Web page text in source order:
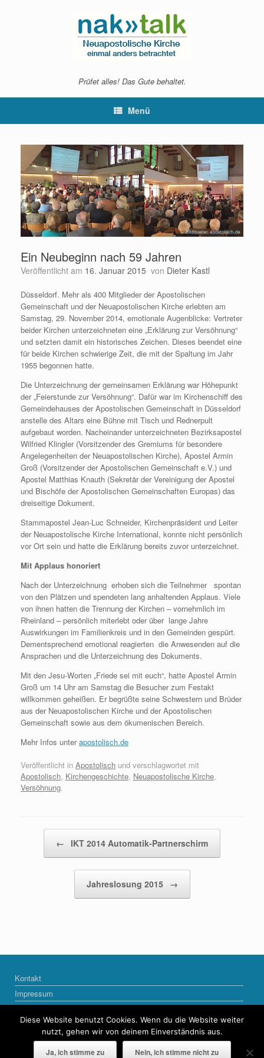
Prüfet alles! Das Gute behaltet.
Menü
Ein Neubeginn nach 59 Jahren
Veröffentlicht am 16. Januar 2015 von Dieter Kastl
Düsseldorf. Mehr als 400 Mitglieder der Apostolischen
Gemeinschaft und der Neuapostolischen Kirche erlebten am
Samstag, 29. November 2014, emotionale Augenblicke: Vertreter
beider Kirchen unterzeichneten eine „Erklärung zur Versöhnung“
und setzten damit ein historisches Zeichen. Dieses beendet eine
für beide Kirchen schwierige Zeit, die mit der Spaltung im Jahr
1955 begonnen hatte.
Die Unterzeichnung der gemeinsamen Erklärung war Höhepunkt
der „Feierstunde zur Versöhnung“. Dafür war im Kirchenschiff des
Gemeindehauses der Apostolischen Gemeinschaft in Düsseldorf
anstelle des Altars eine Bühne mit Tisch und Rednerpult
aufgebaut worden. Nacheinander unterzeichneten Bezirksapostel
Wilfried Klingler (Vorsitzender des Gremiums für besondere
Angelegenheiten der Neuapostolischen Kirche), Apostel Armin
Groß (Vorsitzender der Apostolischen Gemeinschaft e.V.) und
Apostel Matthias Knauth (Sekretär der Vereinigung der Apostel
und Bischöfe der Apostolischen Gemeinschaften Europas) das
dreiseitige Dokument.
Stammapostel Jean-Luc Schneider, Kirchenpräsident und Leiter
der Neuapostolische Kirche International, konnte nicht persönlich
vor Ort sein und hatte die Erklärung bereits zuvor unterzeichnet.
Mit Applaus honoriert
Nach der Unterzeichnung erhoben sich die Teilnehmer spontan
von den Plätzen und spendeten lang anhaltenden Applaus. Viele
von ihnen hatten die Trennung der Kirchen – vornehmlich im
Rheinland – persönlich miterlebt oder über lange Jahre
Auswirkungen im Familienkreis und in den Gemeinden gespürt.
Dementsprechend emotional reagierten die Anwesenden auf die
Ansprachen und die Unterzeichnung des Dokuments.
Mit den Jesu-Worten „Friede sei mit euch“, hatte Apostel Armin
Groß um 14 Uhr am Samstag die Besucher zum Festakt
willkommen geheißen. Er begrüßte seine Schwestern und Brüder
aus der Neuapostolischen Kirche und der Apostolischen
Gemeinschaft sowie aus dem ökumenischen Bereich.
Mehr Infos unterapostolisch.de
Veröffentlicht in Apostolisch und verschlagwortet mit
Apostolisch, Kirchengeschichte, Neuapostolische Kirche,
Versöhnung.
← IKT 2014 Automatik-Partnerschirm
Jahreslosung 2015 →
Kontakt
Impressum
© COPYRIGHT 2013-2022 naktalk
Diese Website benutzt Cookies. Wenn du die Website weiter
nutzt, gehen wir von deinem Einverständnis aus.
Ja, ich stimme zu Nein, ich stimme nicht zu